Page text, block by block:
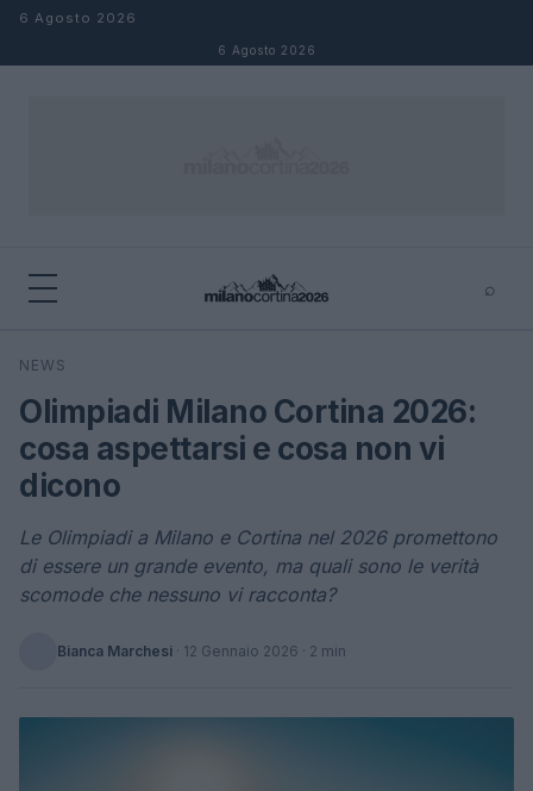
Salta al contenuto
6 Agosto 2026
6 Agosto 2026
⌕
Cerca
NEWS
Olimpiadi Milano Cortina 2026:
cosa aspettarsi e cosa non vi
dicono
Le Olimpiadi a Milano e Cortina nel 2026 promettono
di essere un grande evento, ma quali sono le verità
scomode che nessuno vi racconta?
Bianca Marchesi · 12 Gennaio 2026 · 2 min